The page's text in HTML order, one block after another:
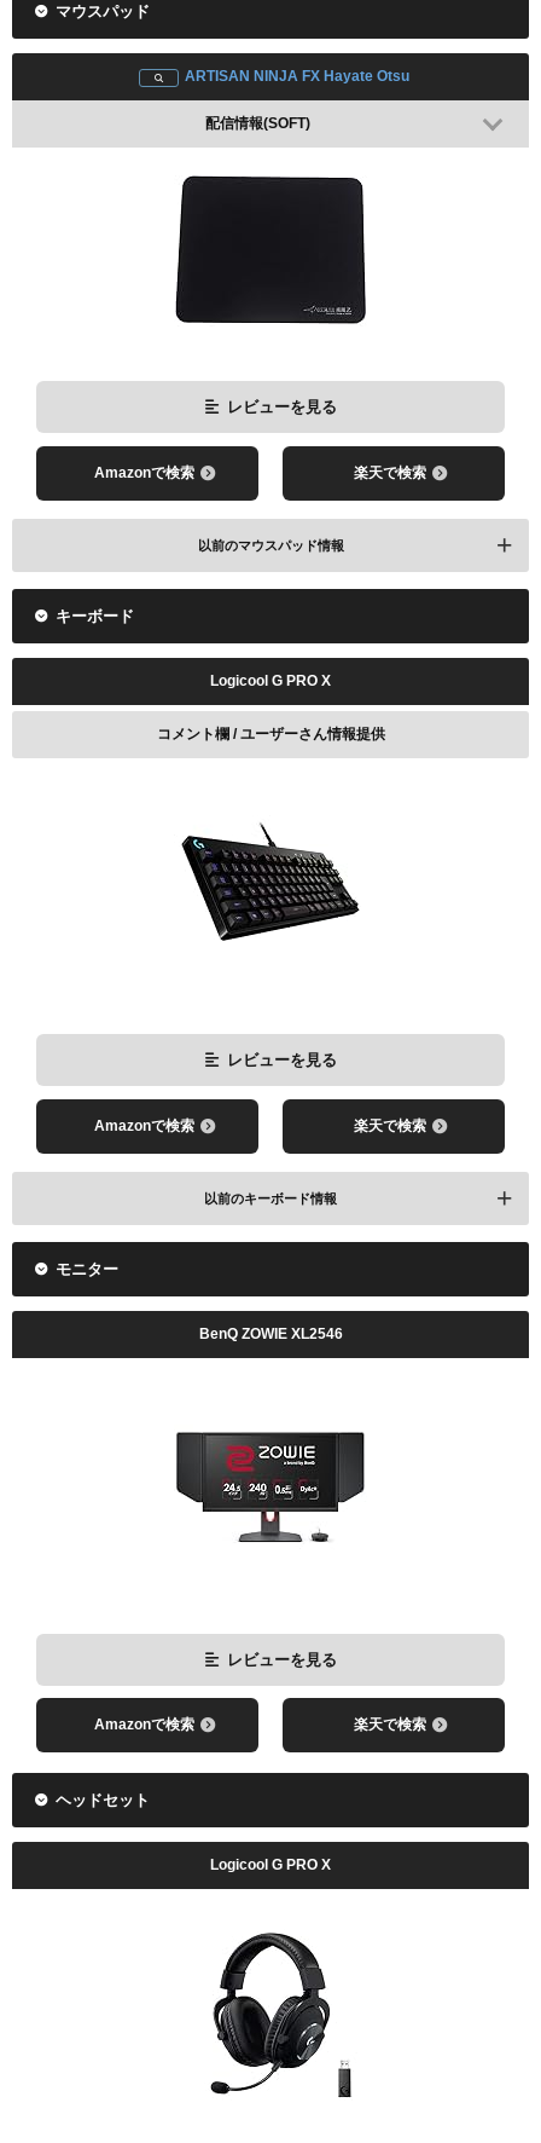
マウスパッド
ARTISAN NINJA FX Hayate Otsu
配信情報(SOFT)
レビューを見る
Amazonで検索 楽天で検索
以前のマウスパッド情報
配信情報
Amazonで検索
レビューを見る
Amazonで検索 楽天で検索
レビューを見る
キーボード
Logicool G PRO X
コメント欄 / ユーザーさん情報提供
レビューを見る
Amazonで検索 楽天で検索
以前のキーボード情報
モニター
BenQ ZOWIE XL2546
レビューを見る
Amazonで検索 楽天で検索
ヘッドセット
Logicool G PRO X